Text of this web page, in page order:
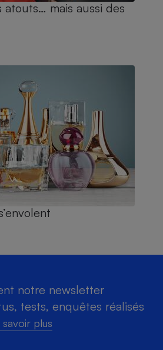
mais aussi des
notre newsletter
tests, enquêtes réalisés
savoir plus